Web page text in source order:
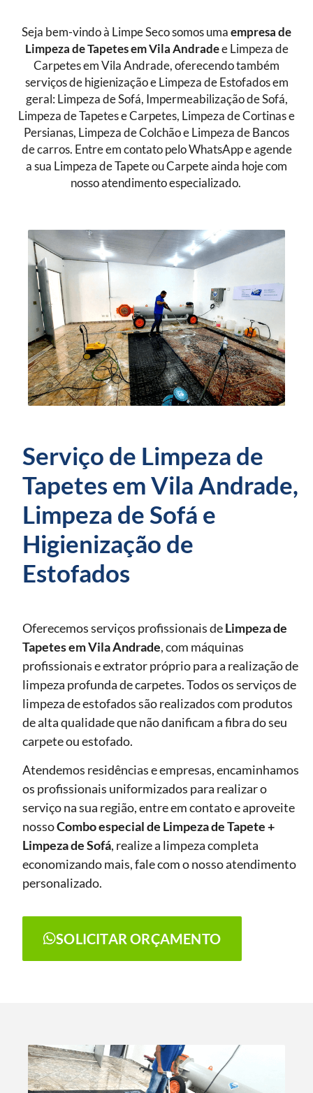
Seja bem-vindo à Limpe Seco somos uma empresa de
Limpeza de Tapetesem Vila Andradee Limpeza de
Carpetes em Vila Andrade, oferecendo também
serviços de higienização e Limpeza de Estofados em
geral: Limpeza de Sofá, Impermeabilização de Sofá,
Limpeza de Tapetes e Carpetes, Limpeza de Cortinas e
Persianas, Limpeza de Colchão e Limpeza de Bancos
de carros. Entre em contato pelo WhatsApp e agende
a sua Limpeza de Tapete ou Carpete ainda hoje com
nosso atendimento especializado.
Serviço de Limpeza de
Tapetes em Vila Andrade,
Limpeza de Sofá e
Higienização de
Estofados
Oferecemos serviços profissionais deLimpeza de
Tapetesem Vila Andrade, com máquinas
profissionais e extrator próprio para a realização de
limpeza profunda de carpetes. Todos os serviços de
limpeza de estofados são realizados com produtos
de alta qualidade que não danificam a fibra do seu
carpete ou estofado.
Atendemos residências e empresas, encaminhamos
os profissionais uniformizados para realizar o
serviço na sua região, entre em contato e aproveite
nossoCombo especial de Limpeza de Tapete +
Limpeza de Sofá, realize a limpeza completa
economizando mais, fale com o nosso atendimento
personalizado.
SOLICITAR ORÇAMENTO